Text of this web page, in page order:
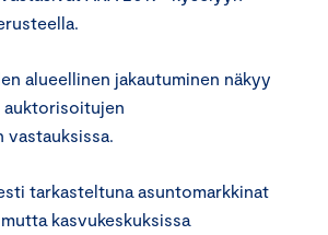
alueellinen jakautuminen näkyy
auktorisoitujen
tarkasteltuna asuntomarkkinat
kasvukeskuksissa